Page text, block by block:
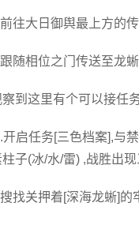
往大日御舆最上方的
随相位之门传送至龙
察到这里有个可以接任
开启任务[三色档案],与
子(冰/水/雷) ,战胜出
找关押着[深海龙蜥]的